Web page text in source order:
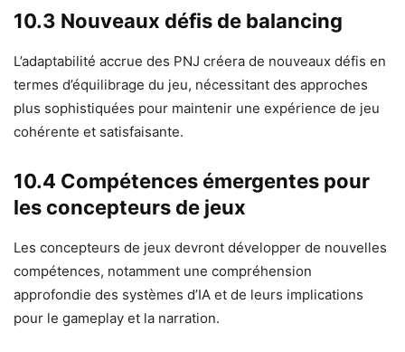
10.3 Nouveaux défis de balancing
L’adaptabilité accrue des PNJ créera de nouveaux défis en
termes d’équilibrage du jeu, nécessitant des approches
plus sophistiquées pour maintenir une expérience de jeu
cohérente et satisfaisante.
10.4 Compétences émergentes pour
les concepteurs de jeux
Les concepteurs de jeux devront développer de nouvelles
compétences, notamment une compréhension
approfondie des systèmes d’IA et de leurs implications
pour le gameplay et la narration.